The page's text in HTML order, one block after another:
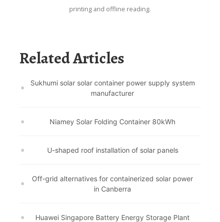
printing and offline reading.
Related Articles
Sukhumi solar solar container power supply system
manufacturer
Niamey Solar Folding Container 80kWh
U-shaped roof installation of solar panels
Off-grid alternatives for containerized solar power
in Canberra
Huawei Singapore Battery Energy Storage Plant